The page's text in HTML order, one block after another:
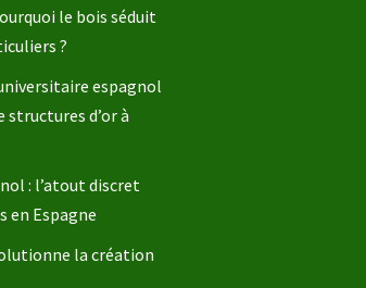
le bois séduit
?
espagnol
structures d’or à
: l’atout discret
en Espagne
la création